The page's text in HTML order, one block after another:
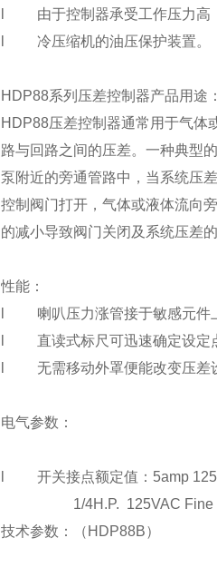
由于控制器承受工作压力高
冷压缩机的油压保护装置。
HDP88系列压差控制器产品用途：
HDP88压差控制器通常用于气体
路与回路之间的压差。一种典型
泵附近的旁通管路中，当系统压
控制阀门打开，气体或液体流向
的减小导致阀门关闭及系统压差的
性能：
喇叭压力涨管接于敏感元件
直读式标尺可迅速确定设定
无需移动外罩便能改变压差
电气参数：
开关接点额定值：5amp
1/4H.P. 125VAC Fine
技术参数：（HDP88B）